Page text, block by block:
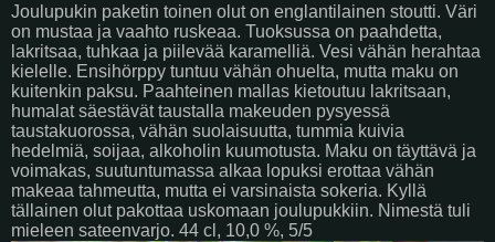
Joulupukin paketin toinen olut on englantilainen stoutti. Väri
on mustaa ja vaahto ruskeaa. Tuoksussa on paahdetta,
lakritsaa, tuhkaa ja piilevää karamelliä. Vesi vähän herahtaa
kielelle. Ensihörppy tuntuu vähän ohuelta, mutta maku on
kuitenkin paksu. Paahteinen mallas kietoutuu lakritsaan,
humalat säestävät taustalla makeuden pysyessä
taustakuorossa, vähän suolaisuutta, tummia kuivia
hedelmiä, soijaa, alkoholin kuumotusta. Maku on täyttävä ja
voimakas, suutuntumassa alkaa lopuksi erottaa vähän
makeaa tahmeutta, mutta ei varsinaista sokeria. Kyllä
tällainen olut pakottaa uskomaan joulupukkiin. Nimestä tuli
mieleen sateenvarjo. 44 cl, 10,0 %, 5/5